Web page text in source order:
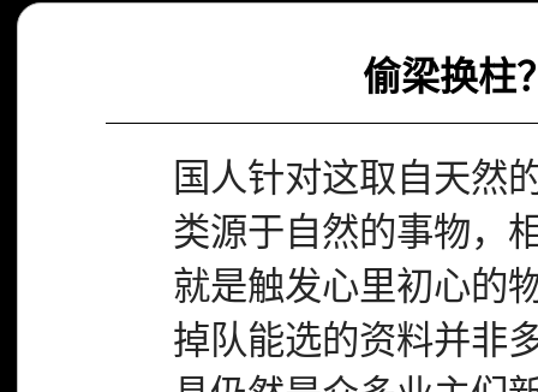
偷梁换柱
国人针对这取自天然
类源于自然的事物，
就是触发心里初心的
掉队能选的资料并非